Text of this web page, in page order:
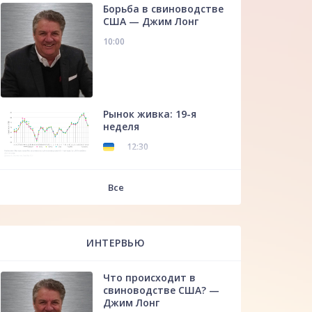
Борьба в свиноводстве
США — Джим Лонг
10:00
Рынок живка: 19-я
неделя
12:30
Все
ИНТЕРВЬЮ
Что происходит в
свиноводстве США? —
Джим Лонг